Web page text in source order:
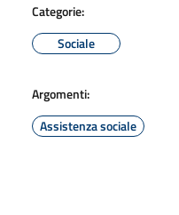
Categorie:
Sociale
Argomenti:
Assistenza sociale